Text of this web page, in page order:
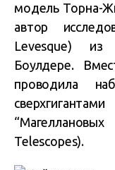
модель Торна-
автор
Levesque) из
Боулдере.
проводила
Telescopes).